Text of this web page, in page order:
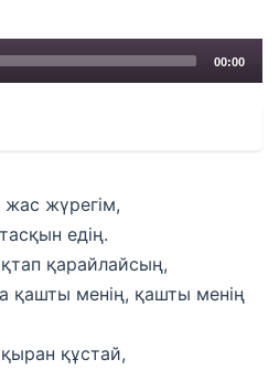
00:00
жас жүрегім,
едің.
қарайлайсың,
қашты менің, қашты менің
құстай,